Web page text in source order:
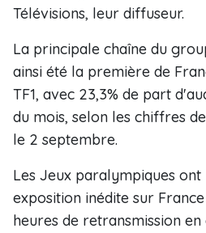
Télévisions, leur diffuseur.
La principale chaîne du
ainsi été la première de
TF1, avec 23,3% de part
du mois, selon les chiffres
le 2 septembre.
Les Jeux paralympiques
exposition inédite sur
heures de retransmission